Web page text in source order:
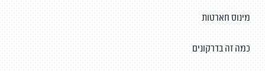
מינוס חארטות
כמה זה בדרקונים